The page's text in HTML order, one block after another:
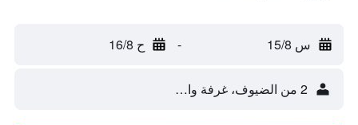
س 15/8 - ح 16/8
2 من الضيوف، غرفة واحدة